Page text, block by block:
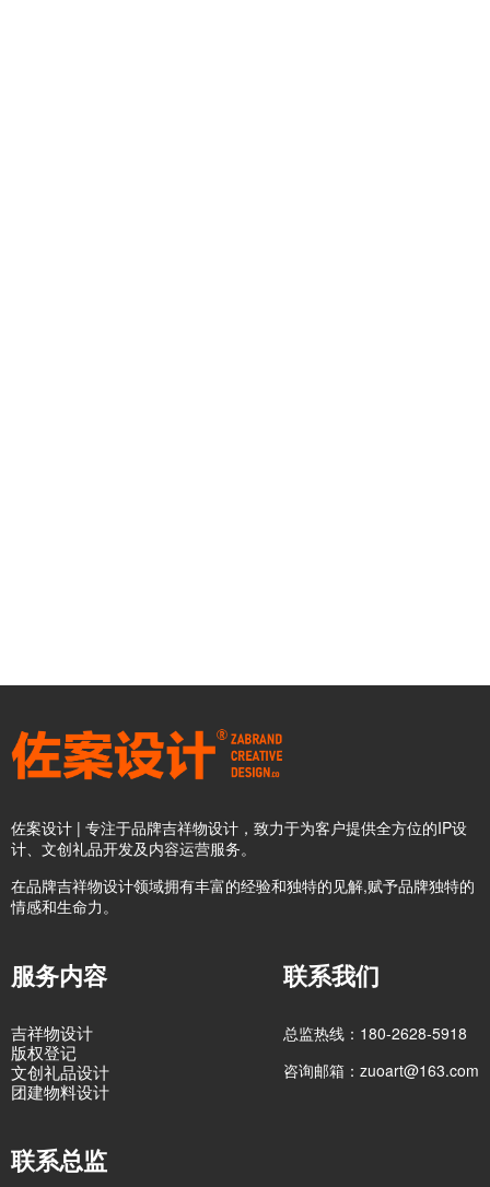
佐案设计 | 专注于品牌吉祥物设计，致力于为客户提供全方位的IP设
计、文创礼品开发及内容运营服务。
在品牌吉祥物设计领域拥有丰富的经验和独特的见解,赋予品牌独特的
情感和生命力。
服务内容
吉祥物设计
版权登记
文创礼品设计
团建物料设计
联系我们
总监热线：180-2628-5918
咨询邮箱：zuoart@163.com
联系总监